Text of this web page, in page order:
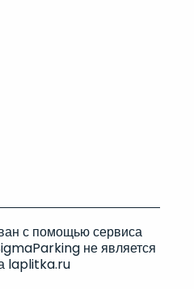
с помощью сервиса
не является
laplitka.ru